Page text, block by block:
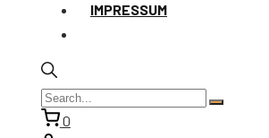
IMPRESSUM
0